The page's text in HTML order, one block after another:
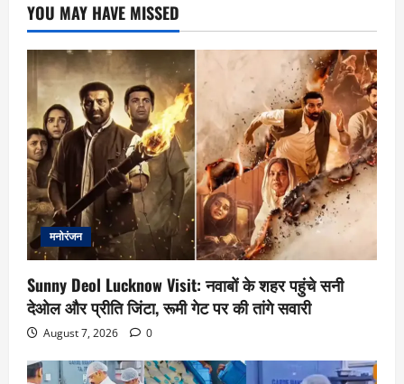
YOU MAY HAVE MISSED
मनोरंजन
Sunny Deol Lucknow Visit: नवाबों के शहर पहुंचे सनी
देओल और प्रीति जिंटा, रूमी गेट पर की तांगे सवारी
August 7, 2026 0